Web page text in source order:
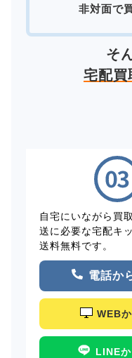
非対面で
そ
宅配買
自宅にいながら買
送に必要な宅配キ
送料無料です。
電話か
WEB
LINE